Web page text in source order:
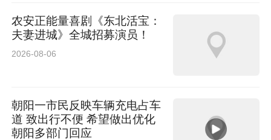
农安正能量喜剧《东北活宝：
夫妻进城》全城招募演员！
2026-08-06
朝阳一市民反映车辆充电占车
道 致出行不便 希望做出优化
朝阳多部门回应